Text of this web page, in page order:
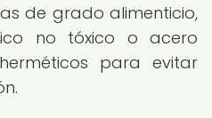
de grado alimenticio,
no tóxico o acero
para evitar